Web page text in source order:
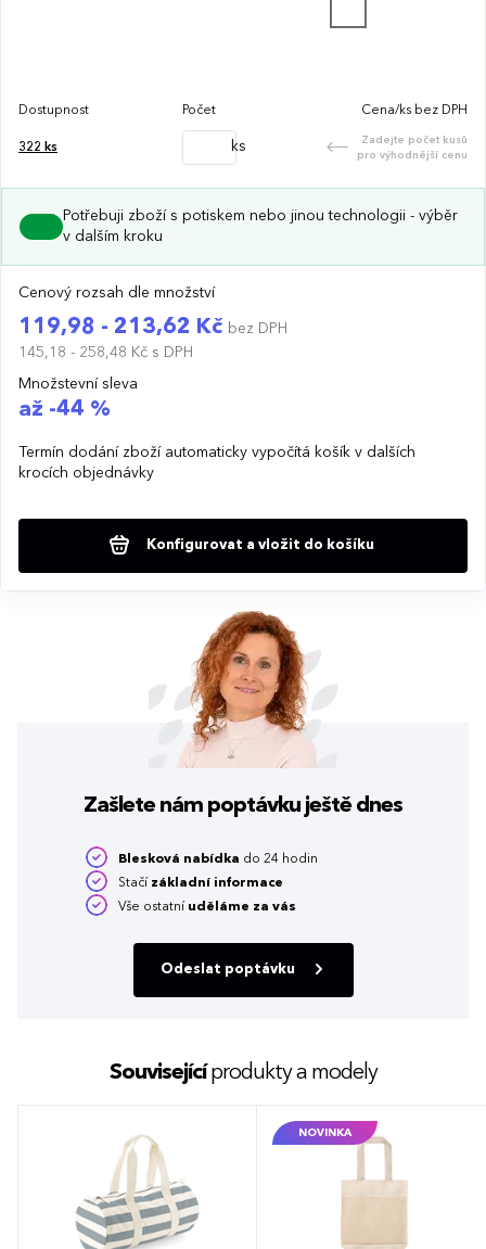
Dostupnost Počet Cena/ks bez DPH
322 ks ks
Zadejte počet kusů
pro výhodnější cenu
Potřebuji zboží s potiskem nebo jinou technologii - výběr
v dalším kroku
Cenový rozsah dle množství
119,98 - 213,62 Kč bez DPH
145,18 - 258,48 Kč s DPH
Množstevní sleva
až -44 %
Termín dodání zboží automaticky vypočítá košík v dalších
krocích objednávky
Konfigurovat a vložit do košíku
Zašlete nám poptávku ještě dnes
Blesková nabídka do 24 hodin
Stačí základní informace
Vše ostatní uděláme za vás
Odeslat poptávku
Souvisejícíprodukty a modely
NOVINKA